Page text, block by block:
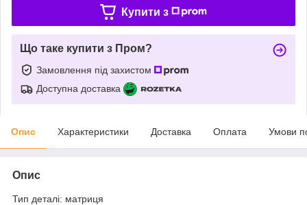
Купити з
Що таке купити з Пром?
Замовлення під захистом
Доступна доставка
Опис Характеристики Доставка Оплата Умови
Опис
Тип деталі: матриця